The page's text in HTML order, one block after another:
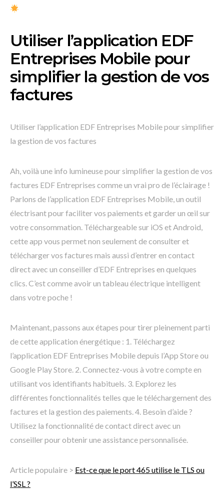
Utiliser l’application EDF
Entreprises Mobile pour
simplifier la gestion de vos
factures
Utiliser l’application EDF Entreprises Mobile pour simplifier
la gestion de vos factures
Ah, voilà une info lumineuse pour simplifier la gestion de vos
factures EDF Entreprises comme un vrai pro de l’éclairage !
Parlons de l’application EDF Entreprises Mobile, un outil
électrisant pour faciliter vos paiements et garder un œil sur
votre consommation. Téléchargeable sur iOS et Android,
cette app vous permet non seulement de consulter et
télécharger vos factures mais aussi d’entrer en contact
direct avec un conseiller d’EDF Entreprises en quelques
clics. C’est comme avoir un tableau électrique intelligent
dans votre poche !
Maintenant, passons aux étapes pour tirer pleinement parti
de cette application énergétique : 1. Téléchargez
l’application EDF Entreprises Mobile depuis l’App Store ou
Google Play Store. 2. Connectez-vous à votre compte en
utilisant vos identifiants habituels. 3. Explorez les
différentes fonctionnalités telles que le téléchargement des
factures et la gestion des paiements. 4. Besoin d’aide ?
Utilisez la fonctionnalité de contact direct avec un
conseiller pour obtenir une assistance personnalisée.
Article populaire > Est-ce que le port 465 utilise le TLS ou
l’SSL ?